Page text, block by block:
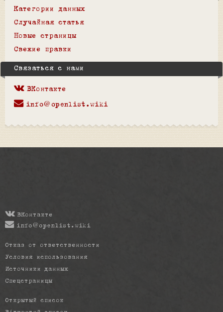
Категории данных
Случайная статья
Новые страницы
Свежие правки
Связаться с нами
ВКонтакте
info@openlist.wiki
ВКонтакте
info@openlist.wiki
Отказ от ответственности
Условия использования
Источники данных
Спецстраницы
Открытый список